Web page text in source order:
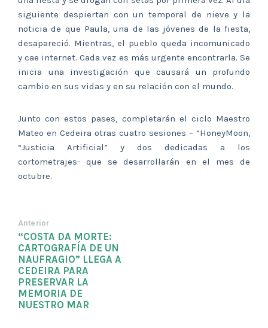
siguiente despiertan con un temporal de nieve y la
noticia de que Paula, una de las jóvenes de la fiesta,
desapareció. Mientras, el pueblo queda incomunicado
y cae internet. Cada vez es más urgente encontrarla. Se
inicia una investigación que causará un profundo
cambio en sus vidas y en su relación con el mundo.
Junto con estos pases, completarán el ciclo Maestro
Mateo en Cedeira otras cuatro sesiones – “HoneyMoon,
“Justicia Artificial” y dos dedicadas a los
cortometrajes- que se desarrollarán en el mes de
octubre.
Anterior
“COSTA DA MORTE:
CARTOGRAFÍA DE UN
NAUFRAGIO” LLEGA A
CEDEIRA PARA
PRESERVAR LA
MEMORIA DE
NUESTRO MAR